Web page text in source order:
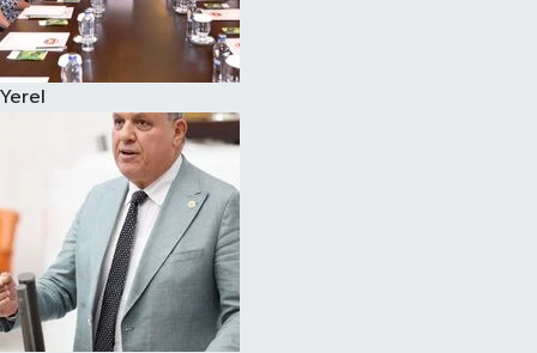
Yerel
Resmi İlanlar
Sağlık
Siyaset
Spor
Yaşam
Yerel Yönetimler